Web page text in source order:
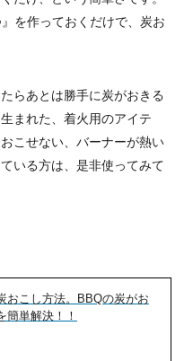
を作っておくだけで、炭お
らあとは勝手に炭がおきる
まれた、着火用のアイテ
こせない、バーナーが熱い
いる方は、是非使ってみて
おこし方法。BBQの炭がお
簡単解決！！